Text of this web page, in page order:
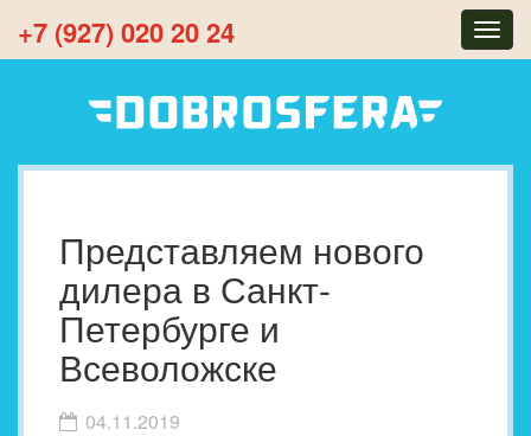
+7 (927) 020 20 24
Представляем нового
дилера в Санкт-
Петербурге и
Всеволожске
04.11.2019